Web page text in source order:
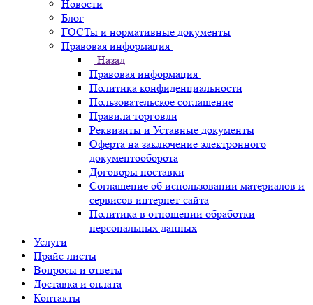
Новости
Блог
ГОСТы и нормативные документы
Правовая информация
Назад
Правовая информация
Политика конфиденциальности
Пользовательское соглашение
Правила торговли
Реквизиты и Уставные документы
Оферта на заключение электронного
документооборота
Договоры поставки
Соглашение об использовании материалов и
сервисов интернет-сайта
Политика в отношении обработки
персональных данных
Услуги
Прайс-листы
Вопросы и ответы
Доставка и оплата
Контакты